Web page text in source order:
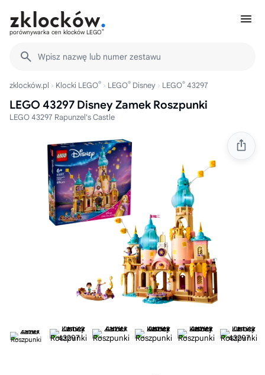
porównywarka cen klocków LEGO®
Wpisz nazwę lub numer zestawu
zklocków.pl Klocki LEGO® LEGO® Disney LEGO® 43297
LEGO 43297 Disney Zamek Roszpunki
LEGO 43297 Rapunzel's Castle